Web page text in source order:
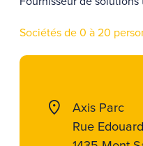
Sociétés de 0 à 20
Axis Parc
Rue